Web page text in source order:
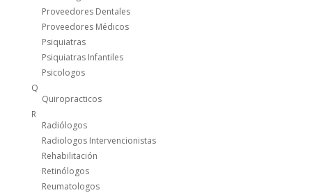
Proveedores Dentales
Proveedores Médicos
Psiquiatras
Psiquiatras Infantiles
Psicologos
Q
Quiropracticos
R
Radiólogos
Radiologos Intervencionistas
Rehabilitación
Retinólogos
Reumatologos